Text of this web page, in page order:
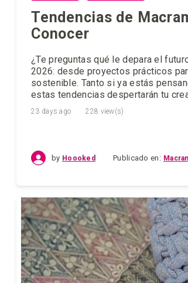
Tendencias de
Conocer
¿Te preguntas qué le depara el
2026: desde proyectos prácticos
sostenible. Tanto si ya estás
estas tendencias despertarán tu
23 days ago 228 view(s)
by Hoooked Publicado en: